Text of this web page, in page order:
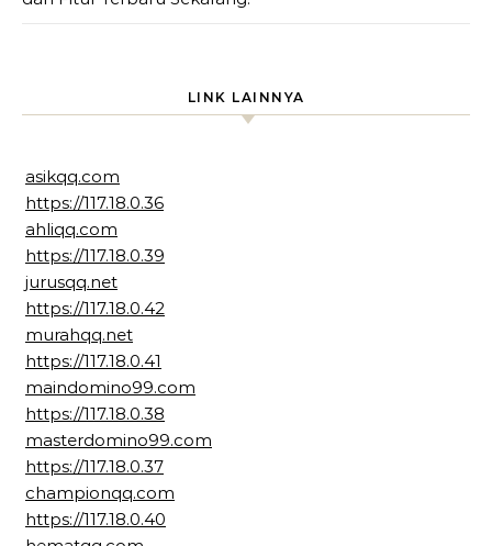
LINK LAINNYA
asikqq.com
https://117.18.0.36
ahliqq.com
https://117.18.0.39
jurusqq.net
https://117.18.0.42
murahqq.net
https://117.18.0.41
maindomino99.com
https://117.18.0.38
masterdomino99.com
https://117.18.0.37
championqq.com
https://117.18.0.40